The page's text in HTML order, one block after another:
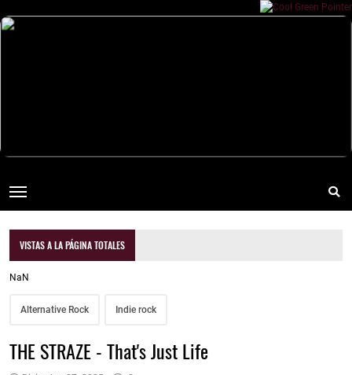
VISTAS A LA PÁGINA TOTALES
NaN
Alternative Rock Indie rock
THE STRAZE - That's Just Life